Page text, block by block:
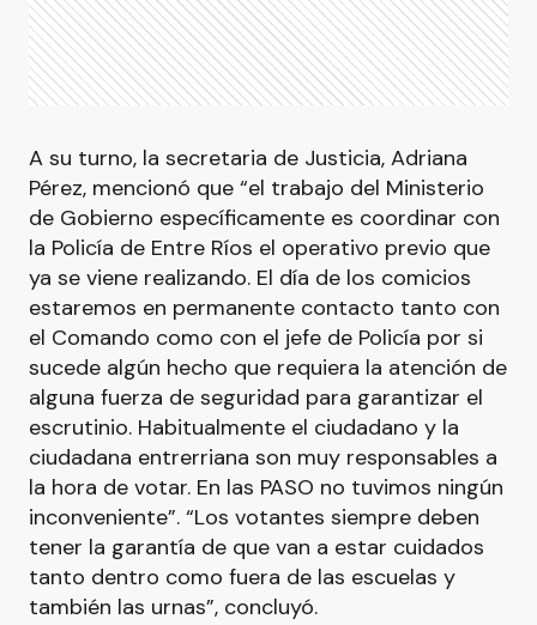
A su turno, la secretaria de Justicia, Adriana
Pérez, mencionó que “el trabajo del Ministerio
de Gobierno específicamente es coordinar con
la Policía de Entre Ríos el operativo previo que
ya se viene realizando. El día de los comicios
estaremos en permanente contacto tanto con
el Comando como con el jefe de Policía por si
sucede algún hecho que requiera la atención de
alguna fuerza de seguridad para garantizar el
escrutinio. Habitualmente el ciudadano y la
ciudadana entrerriana son muy responsables a
la hora de votar. En las PASO no tuvimos ningún
inconveniente”. “Los votantes siempre deben
tener la garantía de que van a estar cuidados
tanto dentro como fuera de las escuelas y
también las urnas”, concluyó.